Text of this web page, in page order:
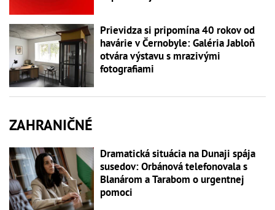
Prievidza si pripomína 40 rokov od
havárie v Černobyle: Galéria Jabloň
otvára výstavu s mrazivými
fotografiami
ZAHRANIČNÉ
Dramatická situácia na Dunaji spája
susedov: Orbánová telefonovala s
Blanárom a Tarabom o urgentnej
pomoci